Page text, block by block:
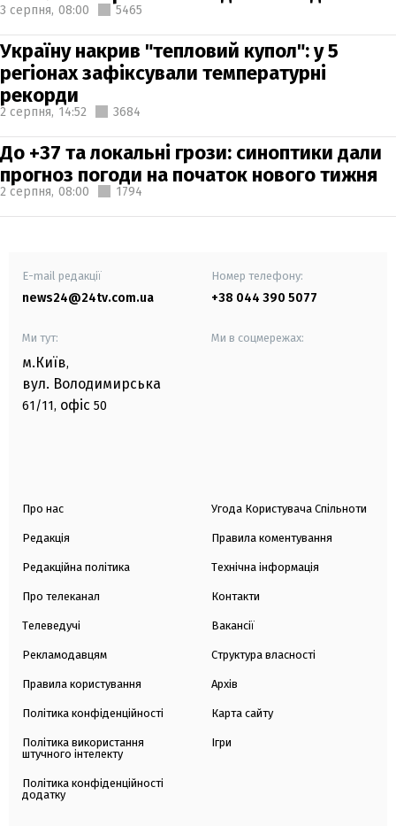
3 серпня, 08:00 5465
Україну накрив "тепловий купол": у 5
регіонах зафіксували температурні
рекорди
2 серпня, 14:52 3684
До +37 та локальні грози: синоптики дали
прогноз погоди на початок нового тижня
2 серпня, 08:00 1794
E-mail редакції
news24@24tv.com.ua
Номер телефону:
+38 044 390 5077
Ми тут:
м.Київ,
вул. Володимирська
61/11, офіс 50
Ми в соцмережах:
Про нас
Редакція
Редакційна політика
Про телеканал
Телеведучі
Рекламодавцям
Правила користування
Політика конфіденційності
Політика використання
штучного інтелекту
Політика конфіденційності
додатку
Угода Користувача Спільноти
Правила коментування
Технічна інформація
Контакти
Вакансії
Структура власності
Архів
Карта сайту
Ігри